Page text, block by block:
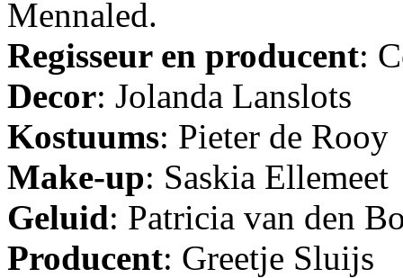
Mennaled.
Regisseur en producent:
Decor: Jolanda Lanslots
Kostuums: Pieter de Rooy
Make-up: Saskia Ellemeet
Geluid: Patricia van den
Producent: Greetje Sluijs